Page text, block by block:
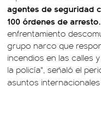
agentes de seguridad
100 órdenes de arresto.
enfrentamiento
grupo narco que
incendios en las calles
la policía", señaló el
asuntos internacionales